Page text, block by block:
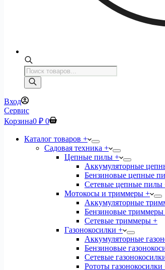
Поиск
товаров
Вход
Сервис
Корзина0 ₽ 0
Каталог товаров +
Садовая техника +
Цепные пилы +
Аккумуляторные
Бензиновые цепные
Сетевые цепные пилы
Мотокосы и триммеры +
Аккумуляторные
Бензиновые триммеры
Сетевые триммеры +
Газонокосилки +
Аккумуляторные
Бензиновые
Сетевые
Рототы газонокосилки